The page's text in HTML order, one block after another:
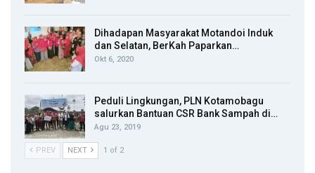
Dihadapan Masyarakat Motandoi Induk
dan Selatan, BerKah Paparkan…
Okt 6, 2020
Peduli Lingkungan, PLN Kotamobagu
salurkan Bantuan CSR Bank Sampah di…
Agu 23, 2019
PREV NEXT 1 of 2